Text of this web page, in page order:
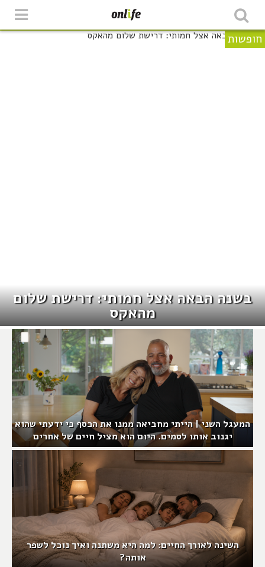
חופשות
בשנה הבאה אצל חמותי: דרישת שלום
מהאקס
המעגל השני | הייתי מחביאה ממנו את הכסף כי ידעתי שהוא
יגנוב אותו לסמים. היום הוא מציל חיים של אחרים
השינה לאורך החיים: למה היא משתנה ואיך נוכל לשפר
אותה?